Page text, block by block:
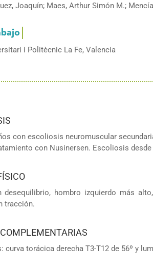
Joaquín; Maes, Arthur Simón M.;
i Politècnic La Fe, Valencia
con escoliosis neuromuscular
con Nusinersen. Escoliosis
desequilibrio, hombro izquierdo más
tracción.
curva torácica derecha T3-T12 de 56º y